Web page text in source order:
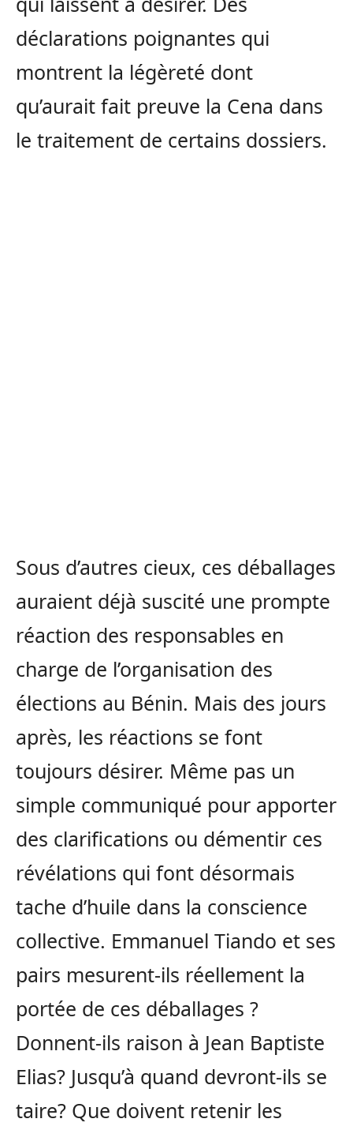
déclarations poignantes qui
montrent la légèreté dont
qu’aurait fait preuve la Cena dans
le traitement de certains dossiers.
Sous d’autres cieux, ces déballages
auraient déjà suscité une prompte
réaction des responsables en
charge de l’organisation des
élections au Bénin. Mais des jours
après, les réactions se font
toujours désirer. Même pas un
simple communiqué pour apporter
des clarifications ou démentir ces
révélations qui font désormais
tache d’huile dans la conscience
collective. Emmanuel Tiando et ses
pairs mesurent-ils réellement la
portée de ces déballages ?
Donnent-ils raison à Jean Baptiste
Elias? Jusqu’à quand devront-ils se
taire? Que doivent retenir les